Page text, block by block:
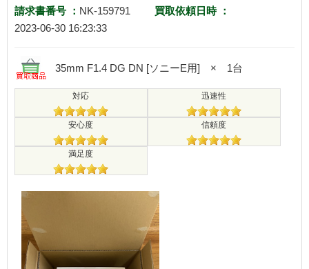
請求書番号 ： NK-159791
買取依頼日時 ：
2023-06-30 16:23:33
35mm F1.4 DG DN [ソニーE用] × 1台
対応 迅速性
安心度 信頼度
満足度